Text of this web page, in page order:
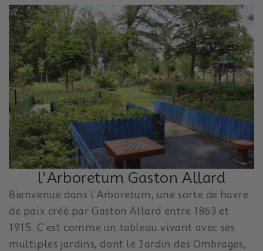
l'Arboretum Gaston Allard
Bienvenue dans l'Arboretum, une sorte de havre
de paix créé par Gaston Allard entre 1863 et
1915. C'est comme un tableau vivant avec ses
multiples jardins, dont le Jardin des Ombrages,